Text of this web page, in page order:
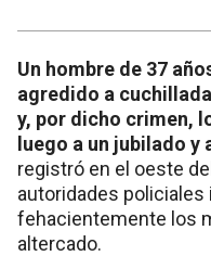
Un hombre de 37
agredido a
y, por dicho crimen,
luego a un jubilado y
registró en el oeste
autoridades policiales
fehacientemente los
altercado.